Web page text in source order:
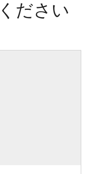
ださい